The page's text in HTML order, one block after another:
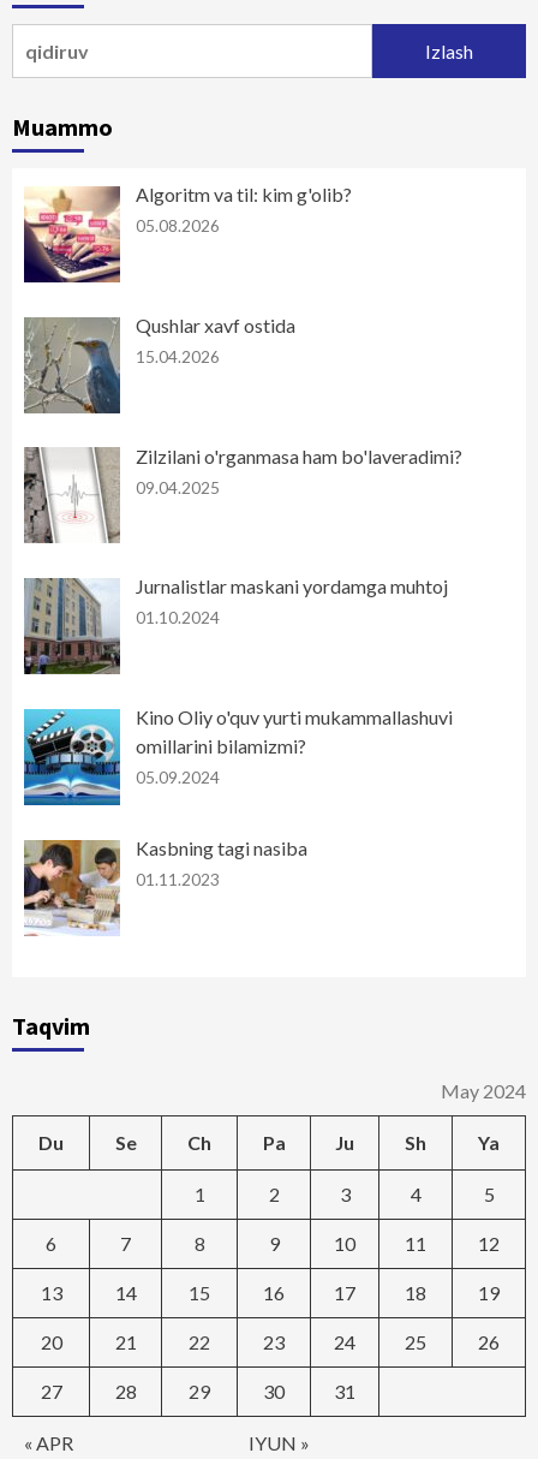
Muammo
Algoritm va til: kim g'olib?
05.08.2026
Qushlar xavf ostida
15.04.2026
Zilzilani o'rganmasa ham bo'laveradimi?
09.04.2025
Jurnalistlar maskani yordamga muhtoj
01.10.2024
Kino Oliy o'quv yurti mukammallashuvi
omillarini bilamizmi?
05.09.2024
Kasbning tagi nasiba
01.11.2023
Taqvim
May 2024
Du Se Ch Pa Ju Sh Ya
« APR IYUN »
1 2 3 4 5
6 7 8 9 10 11 12
13 14 15 16 17 18 19
20 21 22 23 24 25 26
27 28 29 30 31